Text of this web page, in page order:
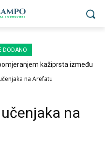
DODANO
kažiprsta između
na Arefatu
na